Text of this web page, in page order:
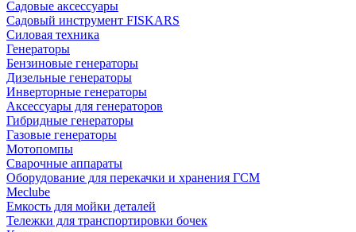
Садовые аксессуары
Садовый инструмент FISKARS
Силовая техника
Генераторы
Бензиновые генераторы
Дизельные генераторы
Инверторные генераторы
Аксессуары для генераторов
Гибридные генераторы
Газовые генераторы
Мотопомпы
Сварочные аппараты
Оборудование для перекачки и хранения ГСМ
Meclube
Емкость для мойки деталей
Тележки для транспортировки бочек